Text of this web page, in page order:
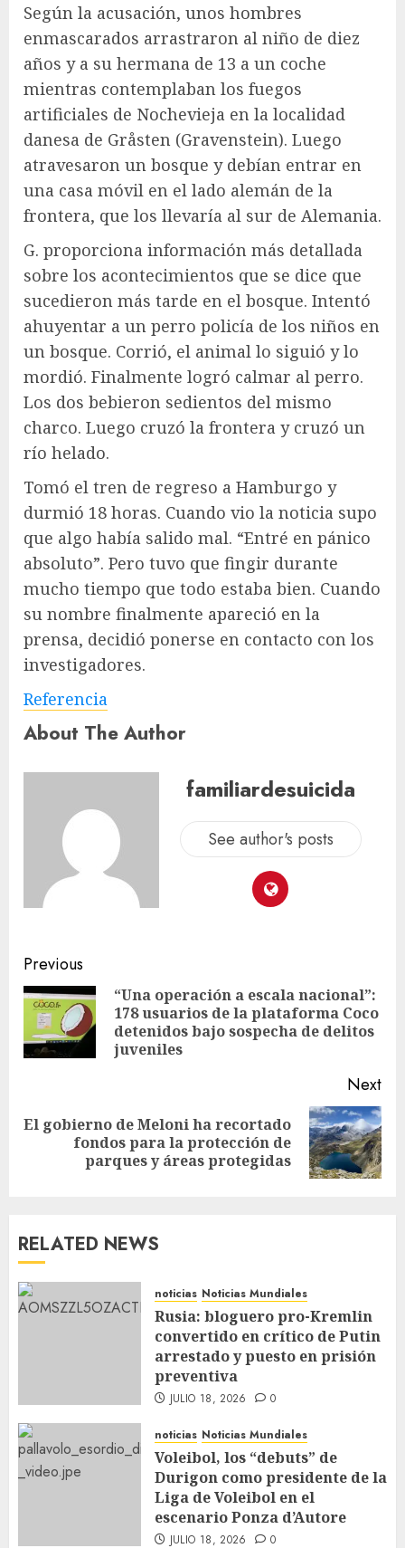
Según la acusación, unos hombres
enmascarados arrastraron al niño de diez
años y a su hermana de 13 a un coche
mientras contemplaban los fuegos
artificiales de Nochevieja en la localidad
danesa de Gråsten (Gravenstein). Luego
atravesaron un bosque y debían entrar en
una casa móvil en el lado alemán de la
frontera, que los llevaría al sur de Alemania.
G. proporciona información más detallada
sobre los acontecimientos que se dice que
sucedieron más tarde en el bosque. Intentó
ahuyentar a un perro policía de los niños en
un bosque. Corrió, el animal lo siguió y lo
mordió. Finalmente logró calmar al perro.
Los dos bebieron sedientos del mismo
charco. Luego cruzó la frontera y cruzó un
río helado.
Tomó el tren de regreso a Hamburgo y
durmió 18 horas. Cuando vio la noticia supo
que algo había salido mal. “Entré en pánico
absoluto”. Pero tuvo que fingir durante
mucho tiempo que todo estaba bien. Cuando
su nombre finalmente apareció en la
prensa, decidió ponerse en contacto con los
investigadores.
Referencia
About The Author
familiardesuicida
See author's posts
Previous
“Una operación a escala nacional”:
178 usuarios de la plataforma Coco
detenidos bajo sospecha de delitos
juveniles
Next
El gobierno de Meloni ha recortado
fondos para la protección de
parques y áreas protegidas
RELATED NEWS
noticias Noticias Mundiales
Rusia: bloguero pro-Kremlin
convertido en crítico de Putin
arrestado y puesto en prisión
preventiva
JULIO 18, 2026 0
noticias Noticias Mundiales
Voleibol, los “debuts” de
Durigon como presidente de la
Liga de Voleibol en el
escenario Ponza d’Autore
JULIO 18, 2026 0